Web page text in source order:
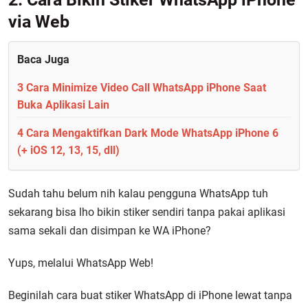
via Web
Baca Juga
3 Cara Minimize Video Call WhatsApp iPhone Saat
Buka Aplikasi Lain
4 Cara Mengaktifkan Dark Mode WhatsApp iPhone 6
(+ iOS 12, 13, 15, dll)
Sudah tahu belum nih kalau pengguna WhatsApp tuh
sekarang bisa lho bikin stiker sendiri tanpa pakai aplikasi
sama sekali dan disimpan ke WA iPhone?
Yups, melalui WhatsApp Web!
Beginilah cara buat stiker WhatsApp di iPhone lewat tanpa